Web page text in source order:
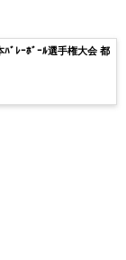
ﾊﾞﾚｰﾎﾞｰﾙ選手権大会 都